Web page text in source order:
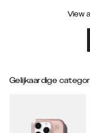
View
Gelijkaardige